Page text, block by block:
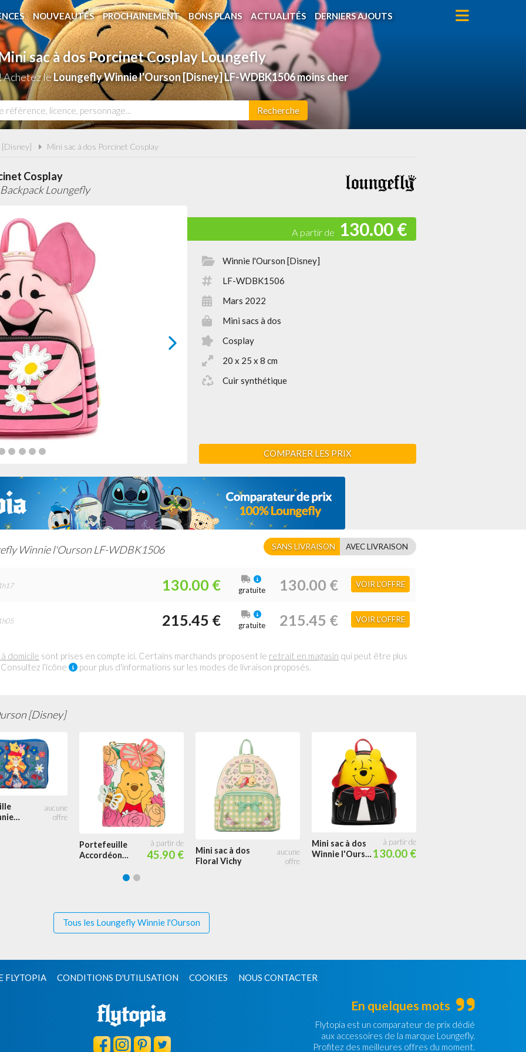
NOUVEAUTÉS PROCHAINEMENT BONS PLANS ACTUALITÉS DERNIERS AJOUTS
sac à dos Porcinet Cosplay Loungefly
Achetez leLoungefly Winnie l'Ourson [Disney] LF-WDBK1506 moins cher
Recherche
Mini sac à dos Porcinet Cosplay
Cosplay
Loungefly
Winnie l'Ourson [Disney]
LF-WDBK1506
Mars 2022
Mini sacs à dos
Cosplay
20 x 25 x 8 cm
Cuir synthétique
COMPARER LES PRIX
130.00 €
Winnie l'Ourson LF-WDBK1506 SANS LIVRAISON AVEC LIVRAISON
130.00 € 130.00 € VOIR L'OFFRE
gratuite
215.45 € 215.45 € VOIR L'OFFRE
gratuite
domicile sont prises en compte ici. Certains marchands proposent le retrait en magasin qui peut être plus
l'icône
pour plus d'informations sur les modes de livraison proposés.
[Disney]
Portefeuille
Accordéon
45.90 €
Mini sac à dos
Floral Vichy
Mini sac à dos
Winnie l'Ourson130.00 €
Tous les Loungefly Winnie l'Ourson
FLYTOPIA CONDITIONS D'UTILISATION COOKIES NOUS CONTACTER
En quelques mots
Flytopia est un comparateur de prix dédié
aux accessoires de la marque Loungefly.
Profitez des meilleures offres du moment.